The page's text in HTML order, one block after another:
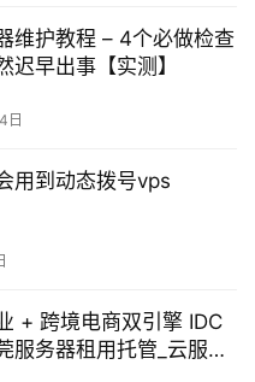
维护教程 – 4个必做检查
迟早出事【实测】
日
用到动态拨号vps
+ 跨境电商双引擎 IDC
服务器租用托管_云服务